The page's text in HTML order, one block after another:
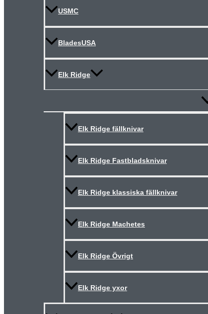
USMC
BladesUSA
Elk Ridge
Elk Ridge fällknivar
Elk Ridge Fastbladsknivar
Elk Ridge klassiska fällknivar
Elk Ridge Machetes
Elk Ridge Övrigt
Elk Ridge yxor